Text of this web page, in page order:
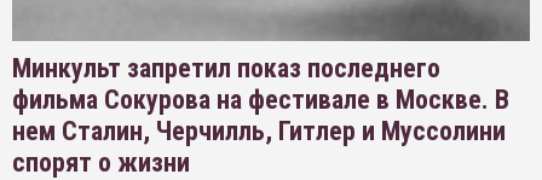
Минкульт запретил показ последнего
фильма Сокурова на фестивале в Москве. В
нем Сталин, Черчилль, Гитлер и Муссолини
спорят о жизни